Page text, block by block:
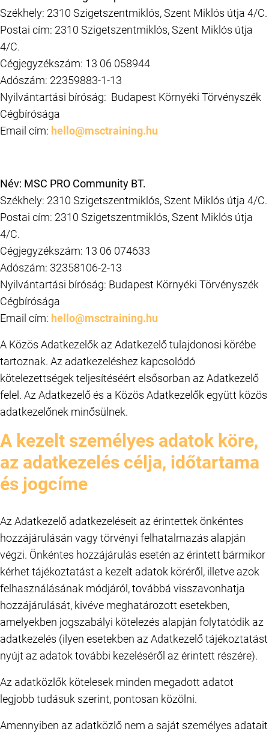
Székhely: 2310 Szigetszentmiklós, Szent Miklós útja 4/C.
Postai cím: 2310 Szigetszentmiklós, Szent Miklós útja
4/C.
Cégjegyzékszám: 13 06 058944
Adószám: 22359883-1-13
Nyilvántartási bíróság: Budapest Környéki Törvényszék
Cégbírósága
Email cím: hello@msctraining.hu
Név: MSC PRO Community BT.
Székhely: 2310 Szigetszentmiklós, Szent Miklós útja 4/C.
Postai cím: 2310 Szigetszentmiklós, Szent Miklós útja
4/C.
Cégjegyzékszám: 13 06 074633
Adószám: 32358106-2-13
Nyilvántartási bíróság: Budapest Környéki Törvényszék
Cégbírósága
Email cím: hello@msctraining.hu
A Közös Adatkezelők az Adatkezelő tulajdonosi körébe
tartoznak. Az adatkezeléshez kapcsolódó
kötelezettségek teljesítéséért elsősorban az Adatkezelő
felel. Az Adatkezelő és a Közös Adatkezelők együtt közös
adatkezelőnek minősülnek.
A kezelt személyes adatok köre,
az adatkezelés célja, időtartama
és jogcíme
Az Adatkezelő adatkezeléseit az érintettek önkéntes
hozzájárulásán vagy törvényi felhatalmazás alapján
végzi. Önkéntes hozzájárulás esetén az érintett bármikor
kérhet tájékoztatást a kezelt adatok köréről, illetve azok
felhasználásának módjáról, továbbá visszavonhatja
hozzájárulását, kivéve meghatározott esetekben,
amelyekben jogszabályi kötelezés alapján folytatódik az
adatkezelés (ilyen esetekben az Adatkezelő tájékoztatást
nyújt az adatok további kezeléséről az érintett részére).
Az adatközlők kötelesek minden megadott adatot
legjobb tudásuk szerint, pontosan közölni.
Amennyiben az adatközlő nem a saját személyes adatait